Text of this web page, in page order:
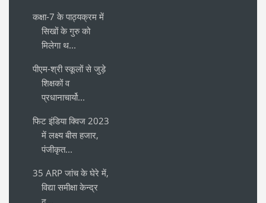
कक्षा-7 के पाठ्यक्रम में
सिखों के गुरु को
मिलेगा थ...
पीएम-श्री स्कूलों से जुड़े
शिक्षकों व
प्रधानाचार्यो...
फिट इंडिया क्विज 2023
में लक्ष्य बीस हजार,
पंजीकृत...
35 ARP जांच के घेरे में,
विद्या समीक्षा केन्द्र